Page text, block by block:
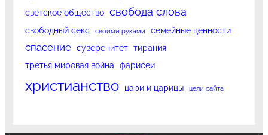
светское общество свобода слова
свободный секс своими руками семейные ценности
спасение суверенитет тирания
третья мировая война
фарисеи
христианство цари и царицы цели сайта